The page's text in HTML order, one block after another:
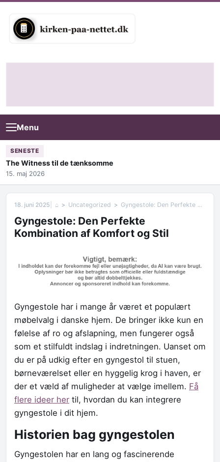
Menu
SENESTE
The Witness til de tænksomme
15. maj 2026
18. juni 2025 ⌂ Uncategorized Gyngestole: Den Perfekte Kombination af Komfort og Stil
Gyngestole: Den Perfekte
Kombination af Komfort og Stil
Gyngestole har i mange år været et populært
møbelvalg i danske hjem. De bringer ikke kun en
følelse af ro og afslapning, men fungerer også
som et stilfuldt indslag i indretningen. Uanset om
du er på udkig efter en gyngestol til stuen,
børneværelset eller en hyggelig krog i haven, er
der et væld af muligheder at vælge imellem. Få
flere ideer her til, hvordan du kan integrere
gyngestole i dit hjem.
Historien bag gyngestolen
Gyngestolen har en lang og fascinerende